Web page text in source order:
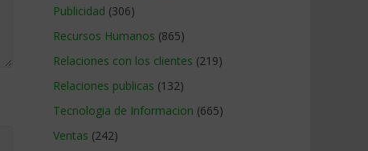
Publicidad (306)
Recursos Humanos (865)
Relaciones con los clientes (219)
Relaciones publicas (132)
Tecnologia de Informacion (665)
Ventas (242)